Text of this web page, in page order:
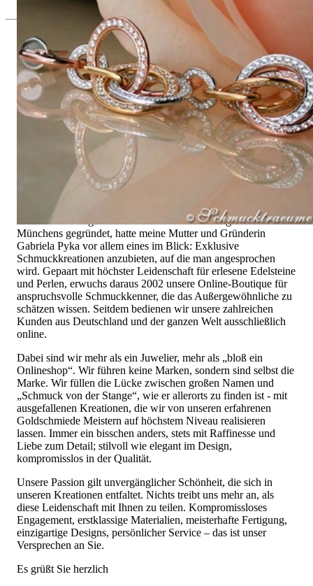
Seit 1995
Exklusiver Schmuck, Leidenschaft für
das Außergewöhnliche
Hochwertiger Schmuck ist vor allem eine Frage des
Vertrauens. Zugleich sollte er so einzigartig sein wie die Frau,
die ihn trägt. Schmuck „von der Stange“ werden Sie daher bei
uns ebenso wenig finden wie Hotlines mit langen
Warteschleifen.
Hochwertiger Schmuck ist mehr als „nur ein Accessoire“ - das
ist nicht nur unsere Überzeugung, sondern auch der Gedanke,
mit dem alles begann. 1995 als kleines Juweliergeschäft nahe
Münchens gegründet, hatte meine Mutter und Gründerin
Gabriela Pyka vor allem eines im Blick: Exklusive
Schmuckkreationen anzubieten, auf die man angesprochen
wird. Gepaart mit höchster Leidenschaft für erlesene Edelsteine
und Perlen, erwuchs daraus 2002 unsere Online-Boutique für
anspruchsvolle Schmuckkenner, die das Außergewöhnliche zu
schätzen wissen. Seitdem bedienen wir unsere zahlreichen
Kunden aus Deutschland und der ganzen Welt ausschließlich
online.
Dabei sind wir mehr als ein Juwelier, mehr als „bloß ein
Onlineshop“. Wir führen keine Marken, sondern sind selbst die
Marke. Wir füllen die Lücke zwischen großen Namen und
„Schmuck von der Stange“, wie er allerorts zu finden ist - mit
ausgefallenen Kreationen, die wir von unseren erfahrenen
Goldschmiede Meistern auf höchstem Niveau realisieren
lassen. Immer ein bisschen anders, stets mit Raffinesse und
Liebe zum Detail; stilvoll wie elegant im Design,
kompromisslos in der Qualität.
Unsere Passion gilt unvergänglicher Schönheit, die sich in
unseren Kreationen entfaltet. Nichts treibt uns mehr an, als
diese Leidenschaft mit Ihnen zu teilen. Kompromissloses
Engagement, erstklassige Materialien, meisterhafte Fertigung,
einzigartige Designs, persönlicher Service – das ist unser
Versprechen an Sie.
Es grüßt Sie herzlich